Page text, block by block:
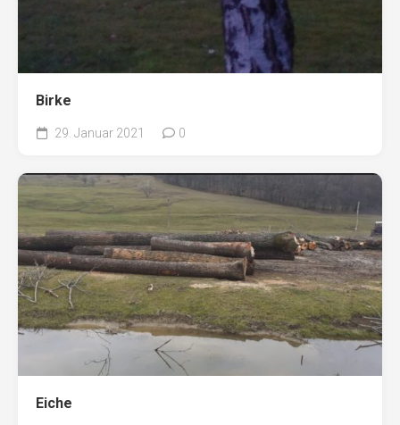
Birke
29. Januar 2021 0
Eiche